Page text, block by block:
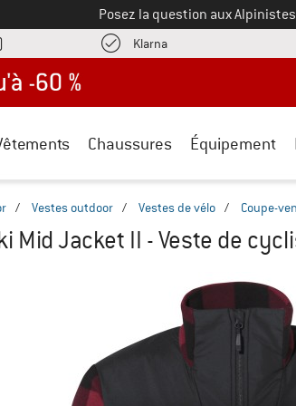
Posez la question aux Alpinistes
KlarnaTrouve les
Chaussures Équipement
/ Vestes outdoor / Vestes de vélo / Coupe-
Mid Jacket II - Veste de